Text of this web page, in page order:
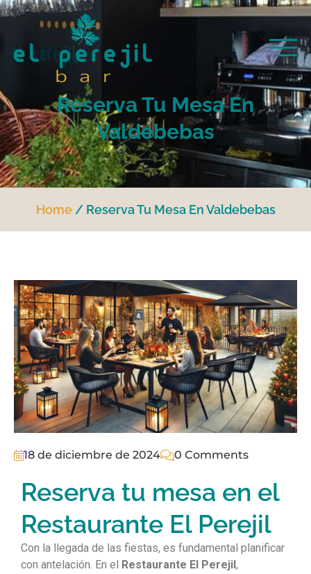
Reserva Tu Mesa En
Valdebebas
Home Reserva Tu Mesa En Valdebebas
18 de diciembre de 2024 0 Comments
Reserva tu mesa en el
Restaurante El Perejil
Con la llegada de las fiestas, es fundamental planificar
con antelación. En el Restaurante El Perejil,